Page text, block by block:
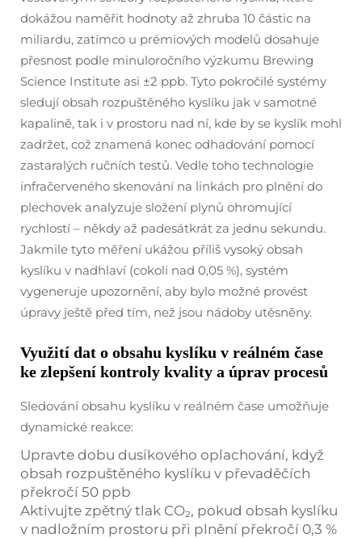
dokážou naměřit hodnoty až zhruba 10 částic na
miliardu, zatímco u prémiových modelů dosahuje
přesnost podle minuloročního výzkumu Brewing
Science Institute asi ±2 ppb. Tyto pokročilé systémy
sledují obsah rozpuštěného kyslíku jak v samotné
kapalině, tak i v prostoru nad ní, kde by se kyslík mohl
zadržet, což znamená konec odhadování pomocí
zastaralých ručních testů. Vedle toho technologie
infračerveného skenování na linkách pro plnění do
plechovek analyzuje složení plynů ohromující
rychlostí – někdy až padesátkrát za jednu sekundu.
Jakmile tyto měření ukážou příliš vysoký obsah
kyslíku v nadhlaví (cokoli nad 0,05 %), systém
vygeneruje upozornění, aby bylo možné provést
úpravy ještě před tím, než jsou nádoby utěsněny.
Využití dat o obsahu kyslíku v reálném čase
ke zlepšení kontroly kvality a úprav procesů
Sledování obsahu kyslíku v reálném čase umožňuje
dynamické reakce:
Upravte dobu dusíkového oplachování, když
obsah rozpuštěného kyslíku v převaděčích
překročí 50 ppb
Aktivujte zpětný tlak CO₂, pokud obsah kyslíku
v nadložním prostoru při plnění překročí 0,3 %